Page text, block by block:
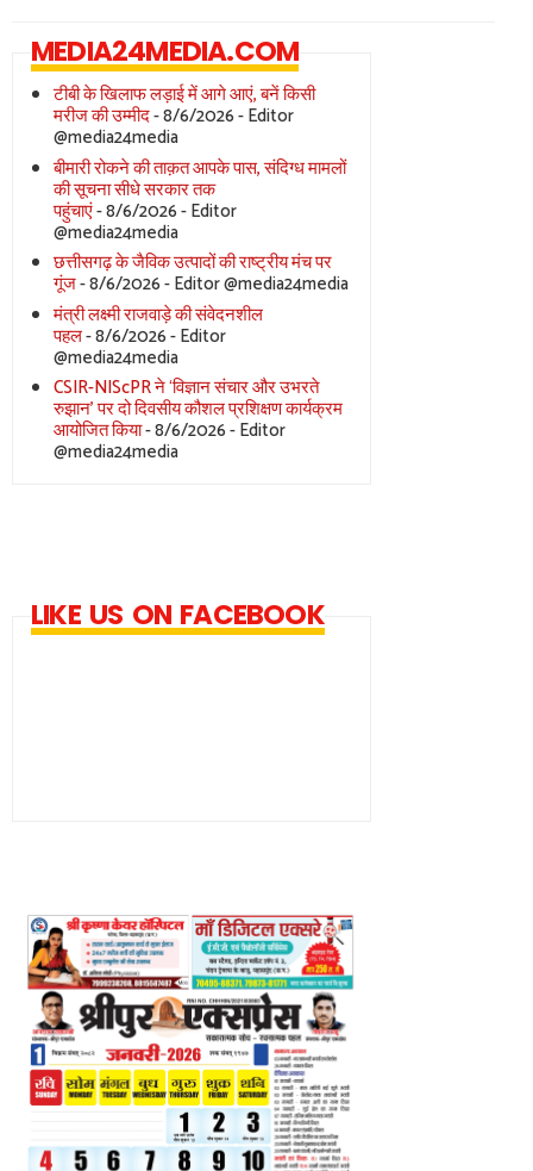
MEDIA24MEDIA.COM
टीबी के खिलाफ लड़ाई में आगे आएं, बनें किसी
मरीज की उम्मीद- 8/6/2026- Editor
@media24media
बीमारी रोकने की ताक़त आपके पास, संदिग्ध मामलों
की सूचना सीधे सरकार तक
पहुंचाएं- 8/6/2026- Editor
@media24media
छत्तीसगढ़ के जैविक उत्पादों की राष्ट्रीय मंच पर
गूंज- 8/6/2026- Editor @media24media
मंत्री लक्ष्मी राजवाड़े की संवेदनशील
पहल- 8/6/2026- Editor
@media24media
CSIR-NIScPR ने ‘विज्ञान संचार और उभरते
रुझान’ पर दो दिवसीय कौशल प्रशिक्षण कार्यक्रम
आयोजित किया- 8/6/2026- Editor
@media24media
LIKE US ON FACEBOOK